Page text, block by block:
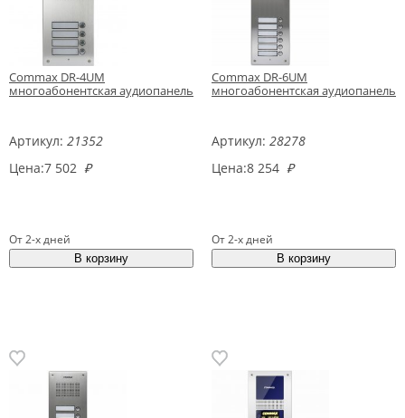
Commax DR-4UM
многоабонентская аудиопанель
Артикул: 21352
Цена:7 502 ₽
От 2-х дней
Commax DR-6UM
многоабонентская аудиопанель
Артикул: 28278
Цена:8 254 ₽
От 2-х дней